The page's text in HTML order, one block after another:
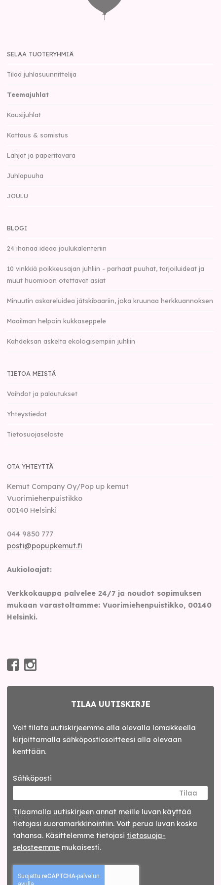
SELAA TUOTERYHMIÄ
Tilaa juhlasuunnittelija
Teemajuhlat
Kausijuhlat
Kattaus & somistus
Lahjat ja paperitavara
Juhlapuuha
JOULU
BLOGI
24 ihanaa ideaa joulukalenteriin
10 vinkkiä poikkeusajan juhliin - parhaat puuhat, tarjoiluideat ja
muut huomioon otettavat asiat
Minuutin askareluidea jätskibaariin, joka kruunaa herkkuannoksen
Maailman helpoin kukkaseppele
Kahdeksan askelta ekologisempiin juhliin
TIETOA MEISTÄ
Vaihdot ja palautukset
Yhteystiedot
Tietosuojaseloste
OTA YHTEYTTÄ
Kemut Company Oy/Pop up kemut
Vuorimiehenpuistikko
00140 Helsinki
044 9850 777
posti@popupkemut.fi
Aukioloajat:
Verkkokauppa palvelee 24/7 ja noudot sopimuksen
mukaan varastoltamme: Vuorimiehenpuistikko, 00140
Helsinki.
TILAA UUTISKIRJE
Voit tilata uutiskirjeemme alla olevalla lomakkeella
kirjoittamalla sähköpostiosoitteesi alla olevaan
kenttään.
Sähköposti
Tilaa
Tilaamalla uutis­kirjeen annat meille luvan käyttää
tietojasi suora­markkinointiin. Voit perua luvan koska
tahansa. Käsittelemme tietojasitieto­suoja­
selosteemme mukaisesti.